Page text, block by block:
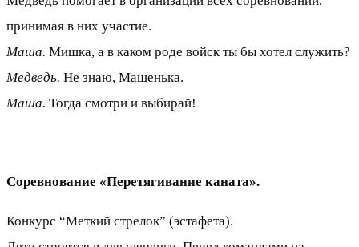
принимая в них участие.
Маша. Мишка, а в каком роде войск ты бы хотел служить?
Медведь. Не знаю, Машенька.
Маша. Тогда смотри и выбирай!
Соревнование «Перетягивание каната».
Конкурс “Меткий стрелок” (эстафета).